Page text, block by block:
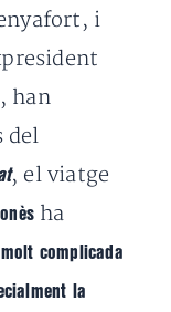
i
han
del
, el viatge
ha
complicada
la